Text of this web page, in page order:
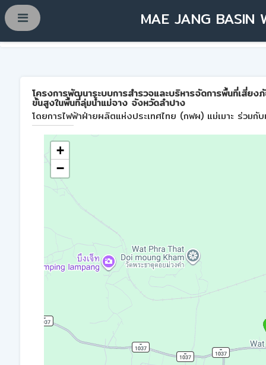
MAE JANG BASIN
โครงการพัฒนาระบบการสำรวจและบริหารจัดการพื้นที่เสี่ย
ขั้นสูงในพื้นที่ลุ่มน้ำแม่จาง จังหวัดลำปาง
โดยการไฟฟ้าฝ่ายผลิตแห่งประเทศไทย (กฟผ) แม่เมาะ ร่วมกั
+
−